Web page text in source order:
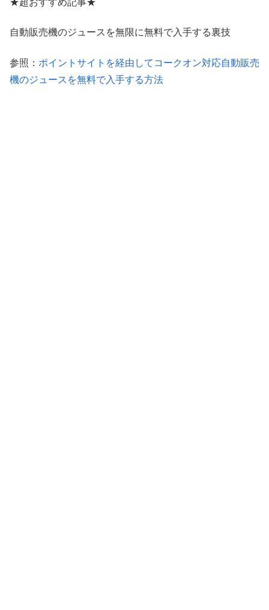
★超おすすめ記事★
自動販売機のジュースを無限に無料で入手する裏技
参照： ポイントサイトを経由してコークオン対応自動販売
機のジュースを無料で入手する方法